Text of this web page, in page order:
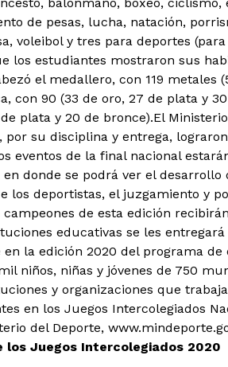
de pesas, lucha, natación,
voleibol y tres para deportes
los estudiantes mostraron sus
el medallero, con 119 metales
con 90 (33 de oro, 27 de plata y
plata y 20 de bronce).El
por su disciplina y entrega,
eventos de la final nacional
donde se podrá ver el
los deportistas, el juzgamiento y
de esta edición
educativas se les
la edición 2020 del programa
niños, niñas y jóvenes de 750
y organizaciones que
en los Juegos Intercolegiados
del Deporte,
los Juegos Intercolegiados 2020